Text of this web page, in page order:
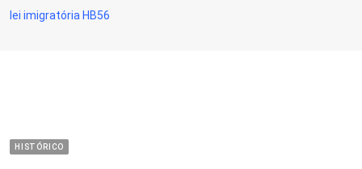
lei imigratória HB56
HISTÓRICO